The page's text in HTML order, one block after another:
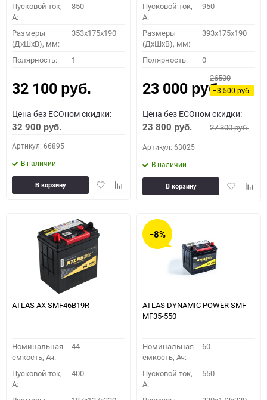
Пусковой ток,
A:
850
Размеры
(ДхШхВ), мм:
353x175x190
Полярность: 1
32 100 руб.
Цена без ECOном скидки:
32 900 руб.
Артикул: 66895
В наличии
ДобавитьДобавить
В корзину
Пусковой ток,
A:
950
Размеры
(ДхШхВ), мм:
393x175x190
Полярность: 0
23 000 руб.
26500
−3 500руб.
Цена без ECOном скидки:
23 800 руб. 27 300руб.
Артикул: 63025
В наличии
Добавить
В корзину
ATLAS AX SMF46B19R
Номинальная
емкость, Ач:
44
Пусковой ток,
A:
400
−8%
ATLAS DYNAMIC POWER SMF
MF35-550
Номинальная
емкость, Ач:
60
Пусковой ток,
A:
550